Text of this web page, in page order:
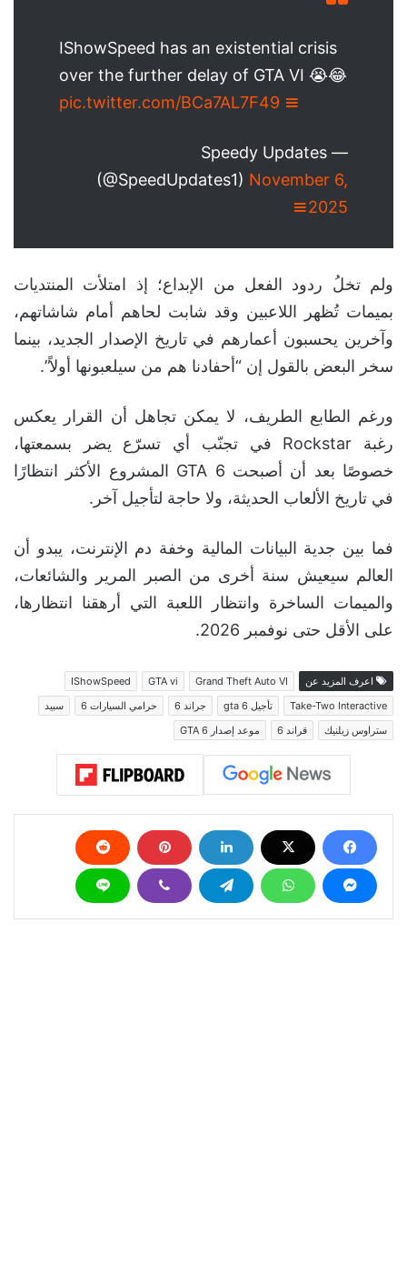
IShowSpeed has an existential crisis
over the further delay of GTA VI 😭😂
pic.twitter.com/BCa7AL7F49
— Speedy Updates
(@SpeedUpdates1) November 6,
2025
ولم تخلُ ردود الفعل من الإبداع؛ إذ امتلأت المنتديات
بميمات تُظهر اللاعبين وقد شابت لحاهم أمام شاشاتهم،
وآخرين يحسبون أعمارهم في تاريخ الإصدار الجديد، بينما
سخر البعض بالقول إن “أحفادنا هم من سيلعبونها أولاً”.
ورغم الطابع الطريف، لا يمكن تجاهل أن القرار يعكس
رغبة Rockstar في تجنّب أي تسرّع يضر بسمعتها،
خصوصًا بعد أن أصبحت GTA 6 المشروع الأكثر انتظارًا
في تاريخ الألعاب الحديثة، ولا حاجة لتأجيل آخر.
فما بين جدية البيانات المالية وخفة دم الإنترنت، يبدو أن
العالم سيعيش سنة أخرى من الصبر المرير والشائعات،
والميمات الساخرة وانتظار اللعبة التي أرهقنا انتظارها،
على الأقل حتى نوفمبر 2026.
اعرف المزيد عن Grand Theft Auto VI
GTA vi
IShowSpeed
Take-Two Interactive
تأجيل gta 6 جراند 6 حرامي السيارات 6
سبيد
ستراوس زيلنيك
قراند 6 موعد إصدار GTA 6